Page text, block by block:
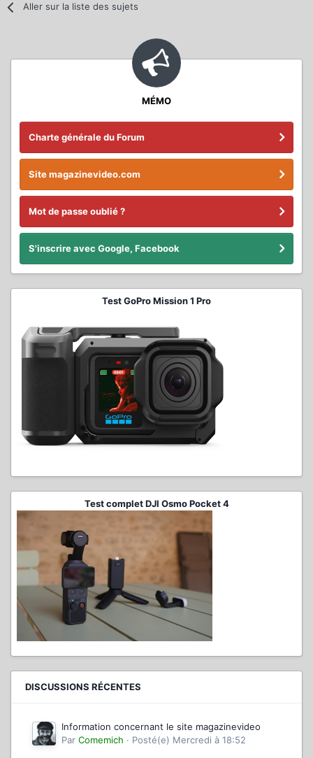
Aller sur la liste des sujets
MÉMO
Charte générale du Forum
Site magazinevideo.com
Mot de passe oublié ?
S'inscrire avec Google, Facebook
Test GoPro Mission 1 Pro
Test complet DJI Osmo Pocket 4
DISCUSSIONS RÉCENTES
Information concernant le site magazinevideo
Par Comemich · Posté(e) Mercredi à 18:52